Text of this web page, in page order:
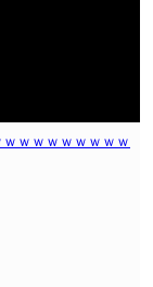
ｗｗｗｗｗｗｗｗ